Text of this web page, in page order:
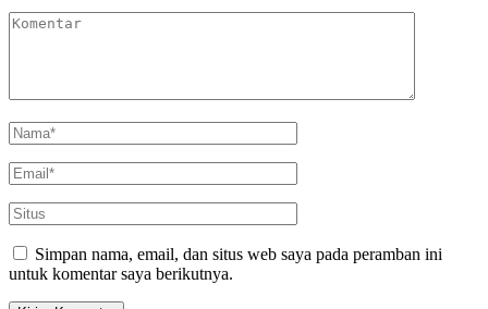
Simpan nama, email, dan situs web saya pada peramban ini
untuk komentar saya berikutnya.